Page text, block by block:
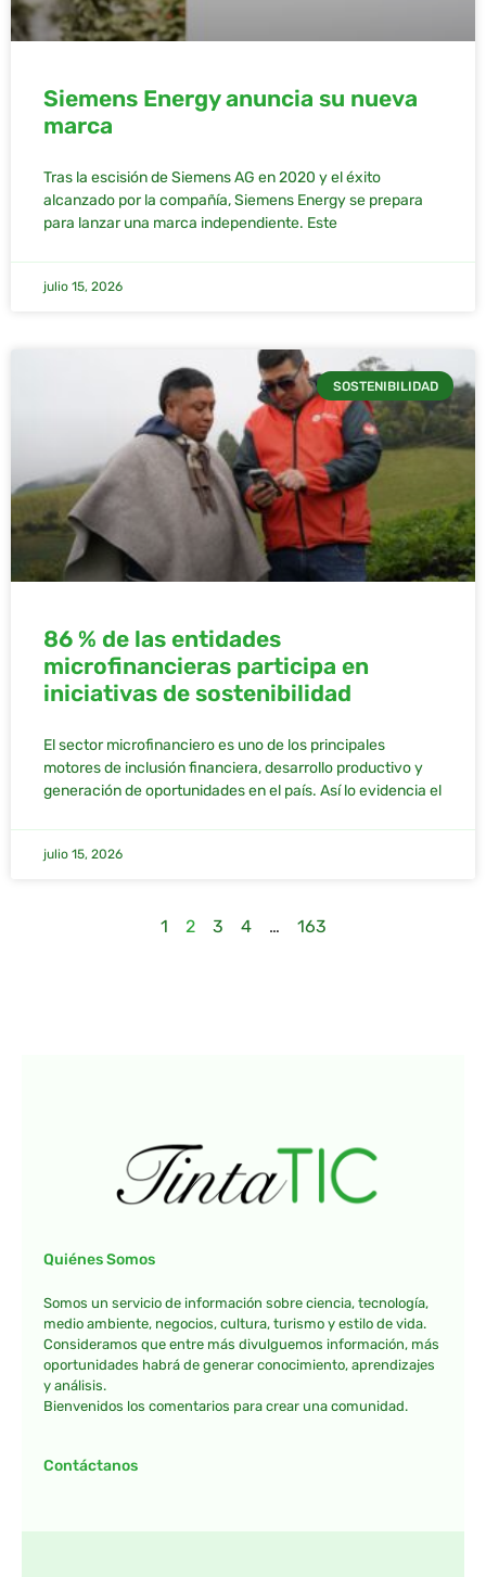
Siemens Energy anuncia su nueva
marca
Tras la escisión de Siemens AG en 2020 y el éxito
alcanzado por la compañía, Siemens Energy se prepara
para lanzar una marca independiente. Este
julio 15, 2026
SOSTENIBILIDAD
86 % de las entidades
microfinancieras participa en
iniciativas de sostenibilidad
El sector microfinanciero es uno de los principales
motores de inclusión financiera, desarrollo productivo y
generación de oportunidades en el país. Así lo evidencia el
julio 15, 2026
1 2 3 4 … 163
Quiénes Somos
Somos un servicio de información sobre ciencia, tecnología,
medio ambiente, negocios, cultura, turismo y estilo de vida.
Consideramos que entre más divulguemos información, más
oportunidades habrá de generar conocimiento, aprendizajes
y análisis.
Bienvenidos los comentarios para crear una comunidad.
Contáctanos